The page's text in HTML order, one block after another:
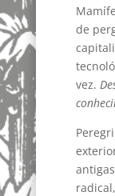
de
vez.